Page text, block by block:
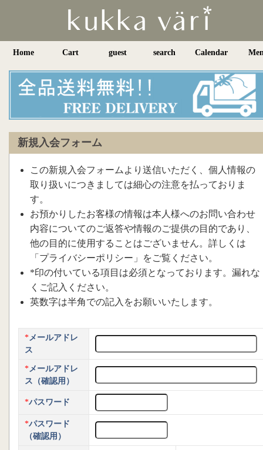
Home Cart guest search Calendar
新規入会フォーム
この新規入会フォームより送信いただく、個人情報の
取り扱いにつきましては細心の注意を払っておりま
す。
お預かりしたお客様の情報は本人様へのお問い合わせ
内容についてのご返答や情報のご提供の目的であり、
他の目的に使用することはございません。詳しくは
「プライバシーポリシー」をご覧ください。
*印の付いている項目は必須となっております。漏れな
くご記入ください。
英数字は半角での記入をお願いいたします。
*メールアドレ
ス
*メールアドレ
ス（確認用）
*パスワード
*パスワード
（確認用）